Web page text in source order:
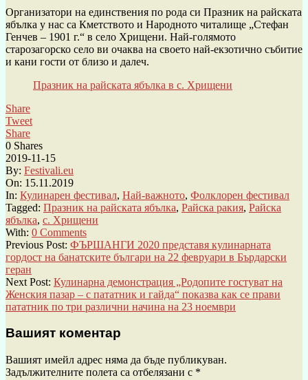
Организатори на единствения по рода си Празник на райската
ябълка у нас са Кметството и Народното читалище „Стефан
Генчев – 1901 г.“ в село Хрищени. Най-голямото
старозагорско село ви очаква на своето най-екзотично събитие
и кани гости от близо и далеч.
Празник на райската ябълка в с. Хрищени
Share
Tweet
Share
0 Shares
2019-11-15
By: Festivali.eu
On: 15.11.2019
In: Кулинарен фестивал, Най-важното, Фолклорен фестивал
Tagged: Празник на райската ябълка, Райска ракия, Райска
ябълка, с. Хрищени
With: 0 Comments
Previous Post: ФЪРШАНГИ 2020 представя кулинарната
гордост на банатските българи на 22 февруари в Бърдарски
геран
Next Post: Кулинарна демонстрация „Родопите гостуват на
Женския пазар – с пататник и гайда“ показва как се прави
пататник по три различни начина на 23 ноември
Вашият коментар
Вашият имейл адрес няма да бъде публикуван.
Задължителните полета са отбелязани с *